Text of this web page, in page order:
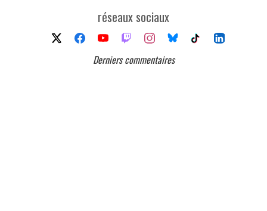
réseaux sociaux
Derniers commentaires